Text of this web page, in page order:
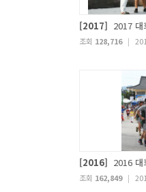
[2017] 2017 대
조회 128,716 |
[2016] 2016 대
조회 162,849 |